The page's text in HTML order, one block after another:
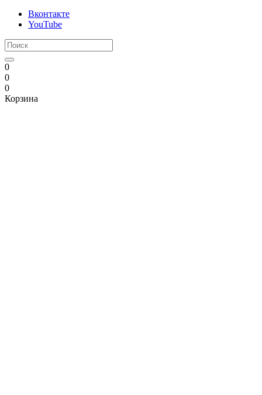
Вконтакте
YouTube
0
0
0
Корзина